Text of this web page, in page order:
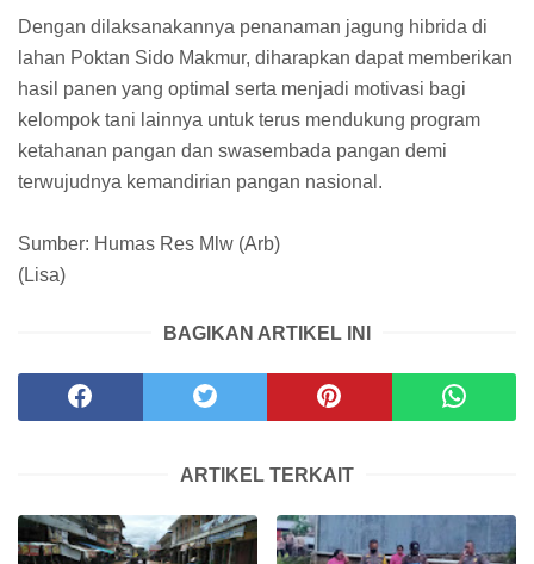
Dengan dilaksanakannya penanaman jagung hibrida di
lahan Poktan Sido Makmur, diharapkan dapat memberikan
hasil panen yang optimal serta menjadi motivasi bagi
kelompok tani lainnya untuk terus mendukung program
ketahanan pangan dan swasembada pangan demi
terwujudnya kemandirian pangan nasional.
Sumber: Humas Res Mlw (Arb)
(Lisa)
BAGIKAN ARTIKEL INI
ARTIKEL TERKAIT